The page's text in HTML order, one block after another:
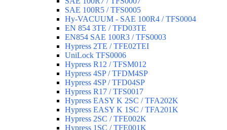
SAE 100R5 / TFS0005
Hy-VACUUM - SAE 100R4 / TFS0004
EN 854 3TE / TFD03TE
EN854 SAE 100R3 / TFS0003
Hypress 2TE / TFE02TEI
UniLock TFS0006
Hypress R12 / TFSM012
Hypress 4SP / TFDM4SP
Hypress 4SP / TFD04SP
Hypress R17 / TFS0017
Hypress EASY K 2SC / TFA202K
Hypress EASY K 1SC / TFA201K
Hypress 2SC / TFE002K
Hypress 1SC / TFE001K